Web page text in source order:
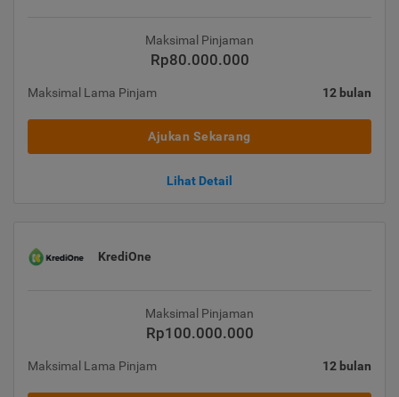
Maksimal Pinjaman
Rp80.000.000
Maksimal Lama Pinjam 12 bulan
Ajukan Sekarang
Lihat Detail
KrediOne
Maksimal Pinjaman
Rp100.000.000
Maksimal Lama Pinjam 12 bulan